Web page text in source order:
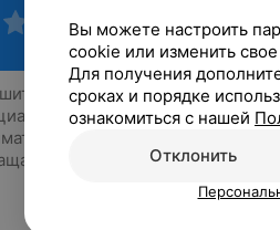
Вы можете настроить
cookie или изменить
Для получения
сроках и порядке
ознакомиться с нашей
Отклонить